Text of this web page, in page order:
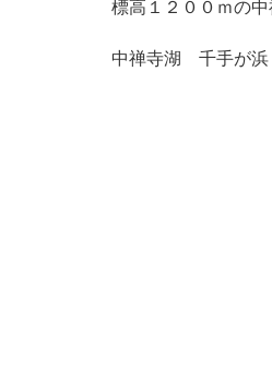
標高１２００ｍの
中禅寺湖 千手が浜